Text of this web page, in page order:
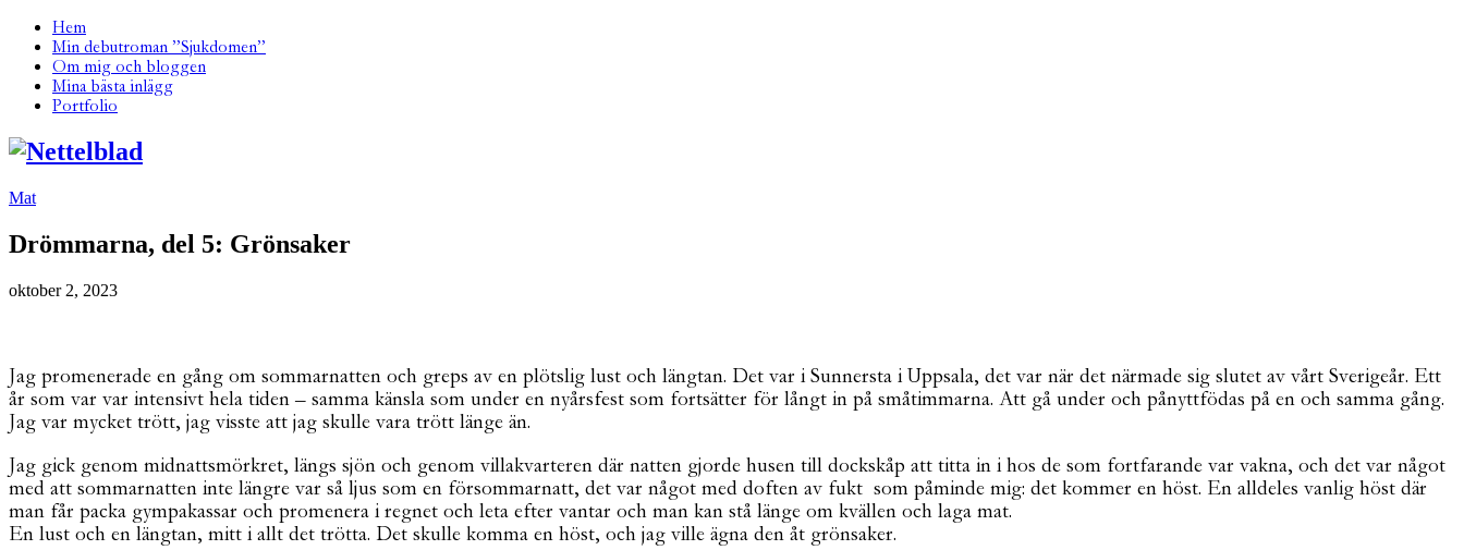
Hem
Min debutroman ”Sjukdomen”
Om mig och bloggen
Mina bästa inlägg
Portfolio
Mat
Drömmarna, del 5: Grönsaker
oktober 2, 2023
Jag promenerade en gång om sommarnatten och greps av en plötslig lust och längtan. Det var i Sunnersta i Uppsala, det var när det närmade sig slutet av vårt Sverigeår. Ett
år som var var intensivt hela tiden – samma känsla som under en nyårsfest som fortsätter för långt in på småtimmarna. Att gå under och pånyttfödas på en och samma gång.
Jag var mycket trött, jag visste att jag skulle vara trött länge än.
Jag gick genom midnattsmörkret, längs sjön och genom villakvarteren där natten gjorde husen till dockskåp att titta in i hos de som fortfarande var vakna, och det var något
med att sommarnatten inte längre var så ljus som en försommarnatt, det var något med doften av fukt som påminde mig: det kommer en höst. En alldeles vanlig höst där
man får packa gympakassar och promenera i regnet och leta efter vantar och man kan stå länge om kvällen och laga mat.
En lust och en längtan, mitt i allt det trötta. Det skulle komma en höst, och jag ville ägna den åt grönsaker.